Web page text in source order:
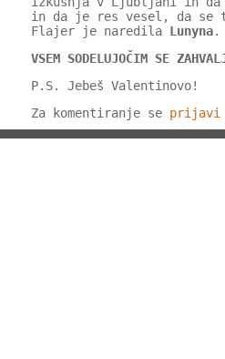
in da je res vesel, da se
Flajer je naredila Lunyna.
VSEM SODELUJOČIM SE
P.S. Jebeš Valentinovo!
Za komentiranje se prijavi